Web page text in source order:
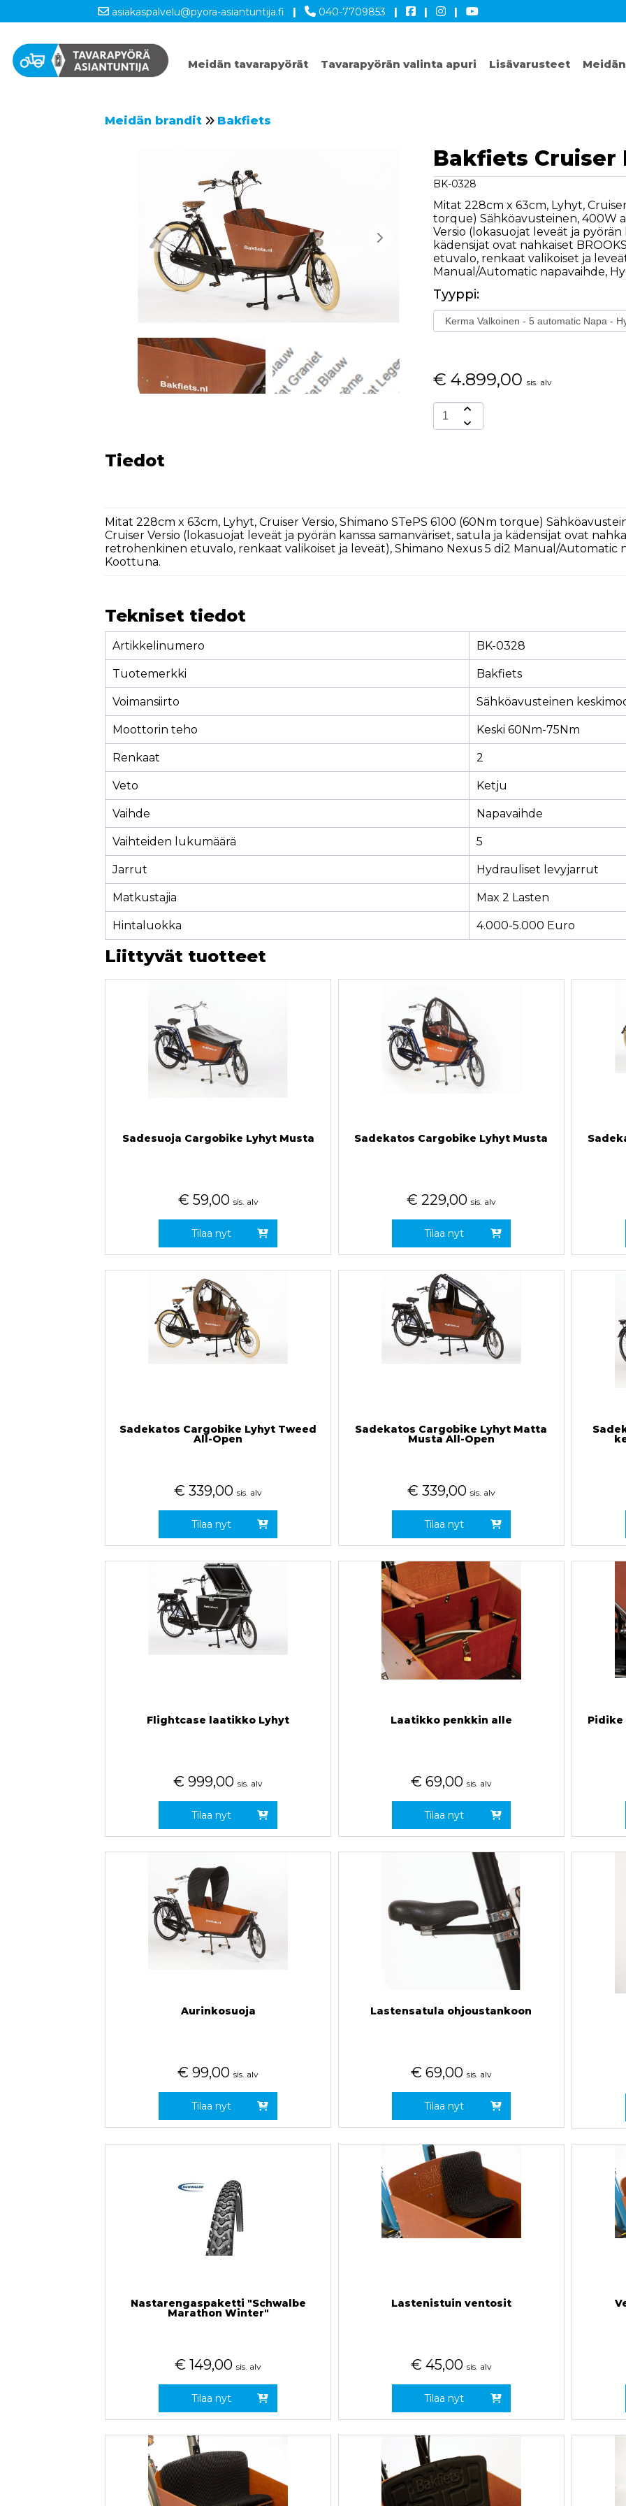
asiakaspalvelu@pyora-asiantuntija.fi | 040-7709853 | | |
Meidän tavarapyörät Tavarapyörän valinta apuri Lisävarusteet
Meidän brandit Bakfiets
Bakfiets Cruiser
BK-0328
Mitat 228cm x 63cm, Lyhyt,
torque) Sähköavusteinen, 400W
Versio (lokasuojat leveät ja pyörän
kädensijat ovat nahkaiset
etuvalo, renkaat valikoiset ja
Manual/Automatic napavaihde,
Tyyppi:
€ 4.899,00 sis. alv
Tiedot
Mitat 228cm x 63cm, Lyhyt, Cruiser Versio, Shimano STePS 6100 (60Nm torque)
Cruiser Versio (lokasuojat leveät ja pyörän kanssa samanväriset, satula ja kädensijat ovat
retrohenkinen etuvalo, renkaat valikoiset ja leveät), Shimano Nexus 5 di2 Manual/Automatic
Koottuna.
Tekniset tiedot
Artikkelinumero BK-0328
Tuotemerkki Bakfiets
Voimansiirto Sähköavusteinen
Moottorin teho Keski 60Nm-75Nm
Renkaat 2
Veto Ketju
Vaihde Napavaihde
Vaihteiden lukumäärä 5
Jarrut Hydrauliset levyjarrut
Matkustajia Max 2 Lasten
Hintaluokka 4.000-5.000 Euro
Liittyvät tuotteet
Sadesuoja Cargobike Lyhyt Musta
€ 59,00 sis. alv
Tilaa nyt
Sadekatos Cargobike Lyhyt Musta
€ 229,00 sis. alv
Tilaa nyt
Sadekatos Cargobike Lyhyt Tweed
All-Open
€ 339,00 sis. alv
Tilaa nyt
Sadekatos Cargobike Lyhyt Matta
Musta All-Open
€ 339,00 sis. alv
Tilaa nyt
Flightcase laatikko Lyhyt
€ 999,00 sis. alv
Tilaa nyt
Laatikko penkkin alle
€ 69,00 sis. alv
Tilaa nyt
Aurinkosuoja
€ 99,00 sis. alv
Tilaa nyt
Lastensatula ohjoustankoon
€ 69,00 sis. alv
Tilaa nyt
Nastarengaspaketti "Schwalbe
Marathon Winter"
€ 149,00 sis. alv
Tilaa nyt
Lastenistuin ventosit
€ 45,00 sis. alv
Tilaa nyt